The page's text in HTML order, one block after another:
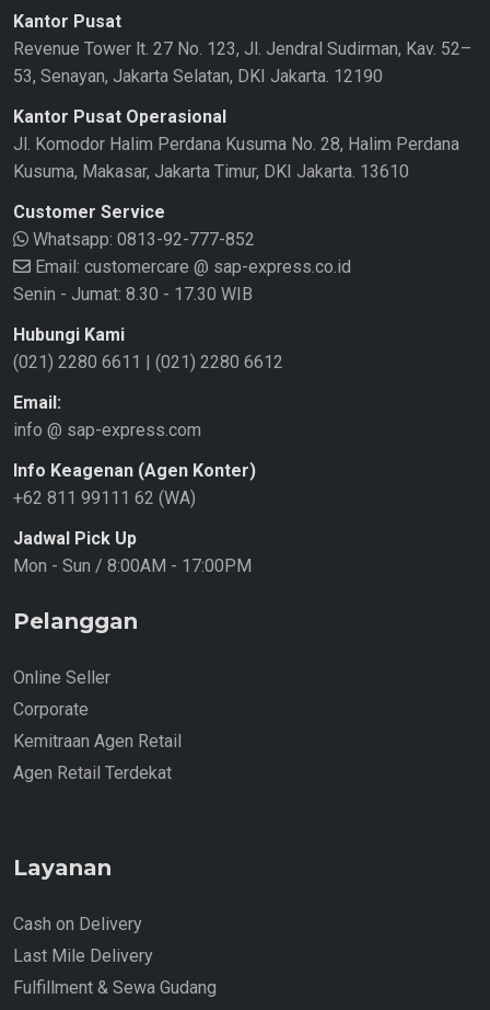
Kantor Pusat
Revenue Tower lt. 27 No. 123, Jl. Jendral Sudirman, Kav. 52–
53, Senayan, Jakarta Selatan, DKI Jakarta. 12190
Kantor Pusat Operasional
Jl. Komodor Halim Perdana Kusuma No. 28, Halim Perdana
Kusuma, Makasar, Jakarta Timur, DKI Jakarta. 13610
Customer Service
Whatsapp: 0813-92-777-852
Email: customercare @ sap-express.co.id
Senin - Jumat: 8.30 - 17.30 WIB
Hubungi Kami
(021) 2280 6611
(021) 2280 6612
Email:
info @ sap-express.com
Info Keagenan (Agen Konter)
+62 811 99111 62 (WA)
Jadwal Pick Up
Mon - Sun / 8:00AM - 17:00PM
Pelanggan
Online Seller
Corporate
Kemitraan Agen Retail
Agen Retail Terdekat
Layanan
Cash on Delivery
Last Mile Delivery
Fulfillment & Sewa Gudang